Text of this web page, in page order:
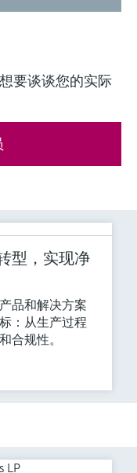
要谈谈您的实际
型，实现净
品和解决方案
：从生产过程
合规性。